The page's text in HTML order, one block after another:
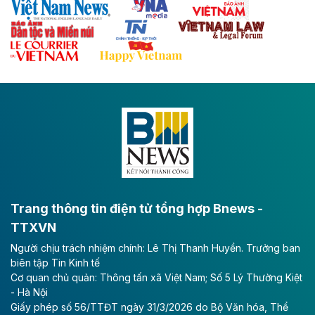
Theo baodautu.vn
Đề xuất đầu tư 11.500 tỷ đồng xây dựng cao
tốc CT.11 qua Ninh Bình
Đông A dài khoảng 25,1 km được kỳ vọng sẽ tạo động
lực phát triển kinh tế - xã hội khu vực phía Nam đồng
Long Thành
Tổng công ty Cảng hàng không Việt Nam - CTCP
(ACV) vừa lập kỷ lục mới về lợi nhuận trong quý
II/2026.
Theo baodautu.vn
Trang thông tin điện tử tổng hợp Bnews -
TTXVN
Người chịu trách nhiệm chính: Lê Thị Thanh Huyền. Trưởng ban
biên tập Tin Kinh tế
Cơ quan chủ quản: Thông tấn xã Việt Nam; Số 5 Lý Thường Kiệt
- Hà Nội
Giấy phép số 56/TTĐT ngày 31/3/2026 do Bộ Văn hóa, Thể